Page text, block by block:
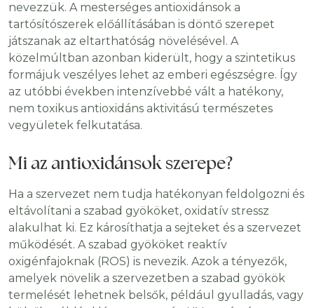
nevezzük. A mesterséges antioxidánsok a
tartósítószerek előállításában is döntő szerepet
játszanak az eltarthatóság növelésével. A
közelmúltban azonban kiderült, hogy a szintetikus
formájuk veszélyes lehet az emberi egészségre. Így
az utóbbi években intenzívebbé vált a hatékony,
nem toxikus antioxidáns aktivitású természetes
vegyületek felkutatása.
Mi az antioxidánsok szerepe?
Ha a szervezet nem tudja hatékonyan feldolgozni és
eltávolítani a szabad gyököket, oxidatív stressz
alakulhat ki. Ez károsíthatja a sejteket és a szervezet
működését. A szabad gyököket reaktív
oxigénfajoknak (ROS) is nevezik. Azok a tényezők,
amelyek növelik a szervezetben a szabad gyökök
termelését lehetnek belsők, például gyulladás, vagy